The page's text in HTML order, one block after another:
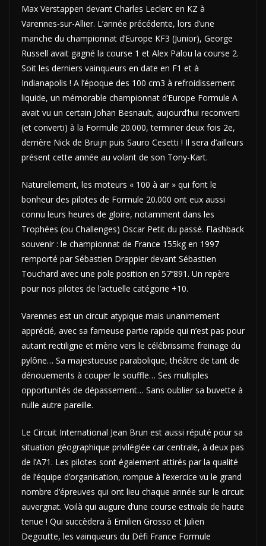
Max Verstappen devant Charles Leclerc en KZ à
Varennes-sur-Allier. L’année précédente, lors d’une
manche du championnat d’Europe KF3 (Junior), George
Russell avait gagné la course 1 et Alex Palou la course 2.
Soit les derniers vainqueurs en date en F1 et à
Indianapolis ! A l’époque des 100 cm3 à refroidissement
liquide, un mémorable championnat d’Europe Formule A
avait vu un certain Johan Besnault, aujourd’hui reconverti
(et converti) à la Formule 20.000, terminer deux fois 2e,
derrière Nick de Bruijn puis Sauro Cesetti ! Il sera d’ailleurs
présent cette année au volant de son Tony-Kart.
Naturellement, les moteurs « 100 à air » qui font le
bonheur des pilotes de Formule 20.000 ont eux aussi
connu leurs heures de gloire, notamment dans les
Trophées (ou Challenges) Oscar Petit du passé. Flashback
souvenir : le championnat de France 155kg en 1997
remporté par Sébastien Drappier devant Sébastien
Touchard avec une pole position en 57’’891. Un repère
pour nos pilotes de l’actuelle catégorie +10.
Varennes est un circuit atypique mais unanimement
apprécié, avec sa fameuse partie rapide qui n’est pas pour
autant rectiligne et mène vers le célébrissime freinage du
pylône… Sa majestueuse parabolique, théâtre de tant de
dénouements à couper le souffle… Ses multiples
opportunités de dépassement… Sans oublier sa buvette à
nulle autre pareille.
Le Circuit International Jean Brun est aussi réputé pour sa
situation géographique privilégiée car centrale, à deux pas
de l’A71. Les pilotes sont également attirés par la qualité
de l’équipe d’organisation, rompue à l’exercice vu le grand
nombre d’épreuves qui ont lieu chaque année sur le circuit
auvergnat. Voilà qui augure d’une course estivale de haute
tenue ! Qui succèdera à Emilien Grosso et Julien
Degoutte, les vainqueurs du Défi France Formule